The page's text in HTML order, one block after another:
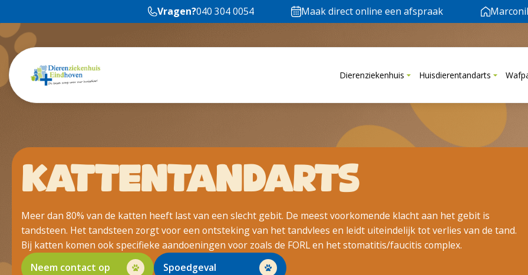
Vragen?040 304 0054 Maak direct online een afspraak
Dierenziekenhuis Huisdierentandarts
KATTENTANDARTS
Meer dan 80% van de katten heeft last van een slecht gebit. De meest voorkomende klacht aan het gebit is
tandsteen. Het tandsteen zorgt voor een ontsteking van het tandvlees en leidt uiteindelijk tot verlies van de tand.
Bij katten komen ook specifieke aandoeningen voor zoals de FORL en het stomatitis/faucitis complex.
Neem contact op
Spoedgeval